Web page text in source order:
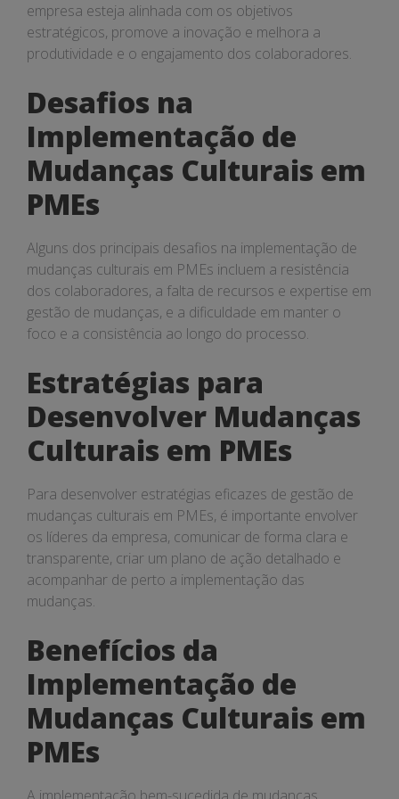
empresa esteja alinhada com os objetivos
estratégicos, promove a inovação e melhora a
produtividade e o engajamento dos colaboradores.
Desafios na
Implementação de
Mudanças Culturais em
PMEs
Alguns dos principais desafios na implementação de
mudanças culturais em PMEs incluem a resistência
dos colaboradores, a falta de recursos e expertise em
gestão de mudanças, e a dificuldade em manter o
foco e a consistência ao longo do processo.
Estratégias para
Desenvolver Mudanças
Culturais em PMEs
Para desenvolver estratégias eficazes de gestão de
mudanças culturais em PMEs, é importante envolver
os líderes da empresa, comunicar de forma clara e
transparente, criar um plano de ação detalhado e
acompanhar de perto a implementação das
mudanças.
Benefícios da
Implementação de
Mudanças Culturais em
PMEs